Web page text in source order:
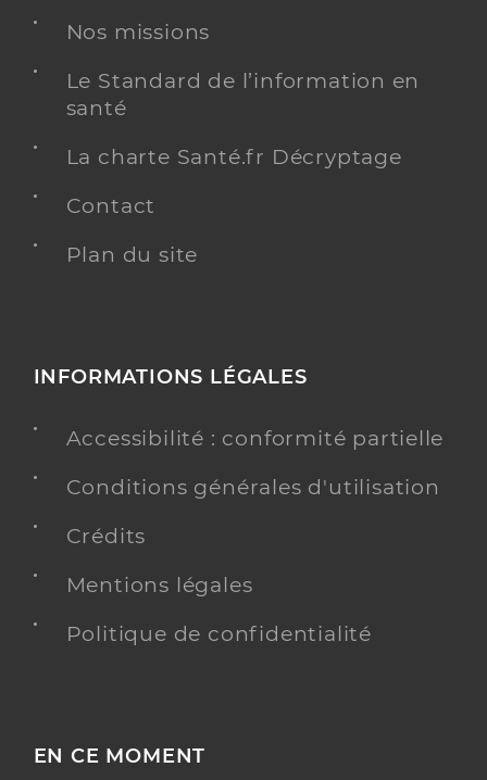
Nos missions
Le Standard de l’information en
santé
La charte Santé.fr Décryptage
Contact
Plan du site
INFORMATIONS LÉGALES
Accessibilité : conformité partielle
Conditions générales d'utilisation
Crédits
Mentions légales
Politique de confidentialité
EN CE MOMENT